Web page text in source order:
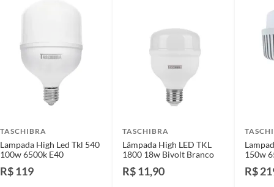
pisos, porcelanatos, revestimentos, pastilhas,
a respectiva Nota Fiscal, quando será agendada
A resposta ao cliente deverá ser imediata. Sendo
dias, a contar da data da visita técnica.
poderá ser substituído, imediatamente, acrescido
negociados diretamente entre o Diretor de Loja ou
condições de uso;
TASCHIBRA
Lampada High Led Tkl 540
100w 6500k E40
R$ 119
TASCHIBRA
Lâmpada High LED TKL
1800 18w Bivolt Branco
R$ 11,90
150w
R$